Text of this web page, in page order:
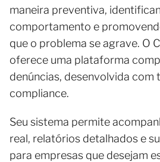
maneira preventiva,
comportamento e
que o problema se agrave. O
oferece uma plataforma
denúncias, desenvolvida com
compliance.
Seu sistema permite
real, relatórios detalhados e
para empresas que desejam